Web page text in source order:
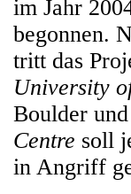
im Jahr
begonnen.
tritt das
University
Boulder
Centre soll
in Angriff